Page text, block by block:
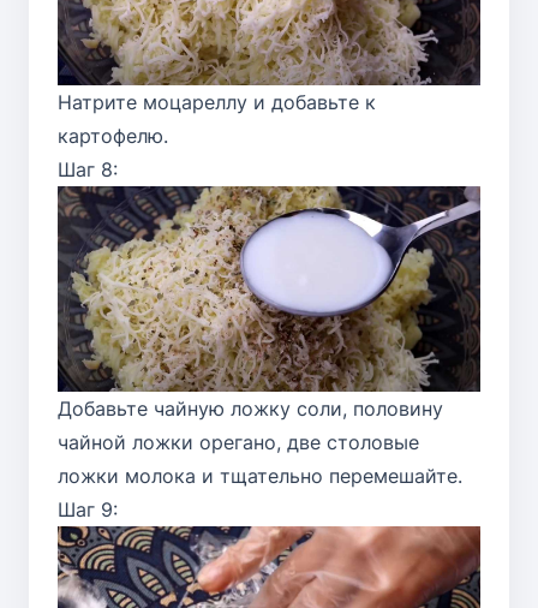
Натрите моцареллу и добавьте к
картофелю.
Шаг 8:
Добавьте чайную ложку соли, половину
чайной ложки орегано, две столовые
ложки молока и тщательно перемешайте.
Шаг 9: